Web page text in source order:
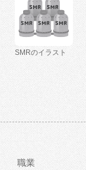
SMRのイラスト
職業